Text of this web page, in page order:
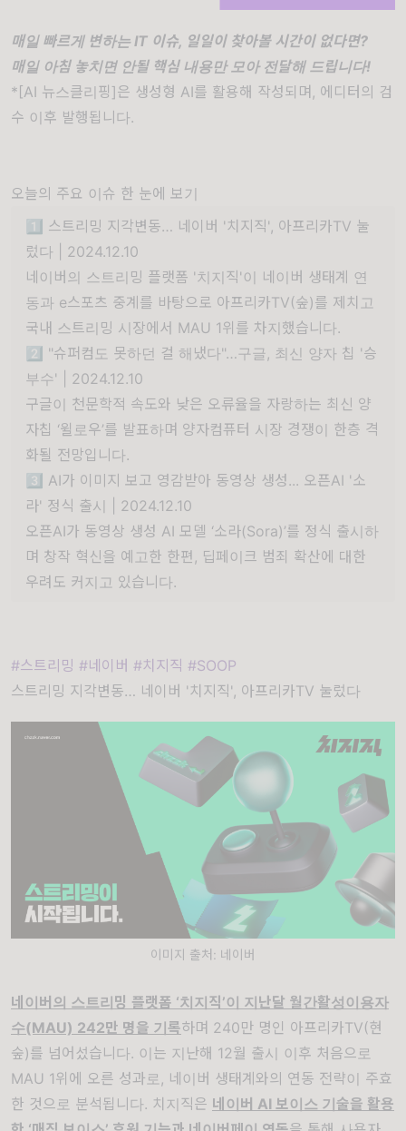
매일 빠르게 변하는 IT 이슈, 일일이 찾아볼 시간이 없다면?
매일 아침 놓치면 안될 핵심 내용만 모아 전달해 드립니다!
*[AI 뉴스클리핑]은 생성형 AI를 활용해 작성되며, 에디터의 검
수 이후 발행됩니다.
오늘의 주요 이슈 한 눈에 보기
1️⃣ 스트리밍 지각변동… 네이버 '치지직', 아프리카TV 눌
렀다 | 2024.12.10
네이버의 스트리밍 플랫폼 '치지직'이 네이버 생태계 연
동과 e스포츠 중계를 바탕으로 아프리카TV(숲)를 제치고
국내 스트리밍 시장에서 MAU 1위를 차지했습니다.
2️⃣ "슈퍼컴도 못하던 걸 해냈다"…구글, 최신 양자 칩 '승
부수' | 2024.12.10
구글이 천문학적 속도와 낮은 오류율을 자랑하는 최신 양
자칩 ‘윌로우’를 발표하며 양자컴퓨터 시장 경쟁이 한층 격
화될 전망입니다.
3️⃣ AI가 이미지 보고 영감받아 동영상 생성... 오픈AI '소
라' 정식 출시 | 2024.12.10
오픈AI가 동영상 생성 AI 모델 ‘소라(Sora)’를 정식 출시하
며 창작 혁신을 예고한 한편, 딥페이크 범죄 확산에 대한
우려도 커지고 있습니다.
#스트리밍 #네이버 #치지직 #SOOP
스트리밍 지각변동… 네이버 '치지직', 아프리카TV 눌렀다
이미지 출처: 네이버
네이버의 스트리밍 플랫폼 ‘치지직’이 지난달 월간활성이용자
수(MAU) 242만 명을 기록하며 240만 명인 아프리카TV(현
숲)를 넘어섰습니다. 이는 지난해 12월 출시 이후 처음으로
MAU 1위에 오른 성과로, 네이버 생태계와의 연동 전략이 주효
한 것으로 분석됩니다. 치지직은 네이버 AI 보이스 기술을 활용